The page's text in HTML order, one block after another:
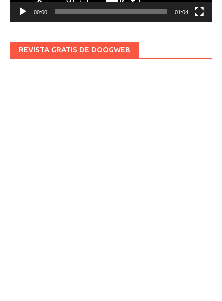
00:00 01:04
REVISTA GRATIS DE DOOGWEB